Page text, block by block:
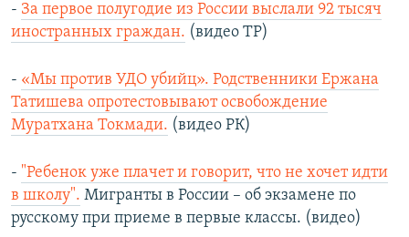
- За первое полугодие из России выслали 92 тысяч
иностранных граждан. (видео ТР)
- «Мы против УДО убийц». Родственники Ержана
Татишева опротестовывают освобождение
Муратхана Токмади. (видео РК)
- "Ребенок уже плачет и говорит, что не хочет идти
в школу". Мигранты в России – об экзамене по
русскому при приеме в первые классы. (видео)